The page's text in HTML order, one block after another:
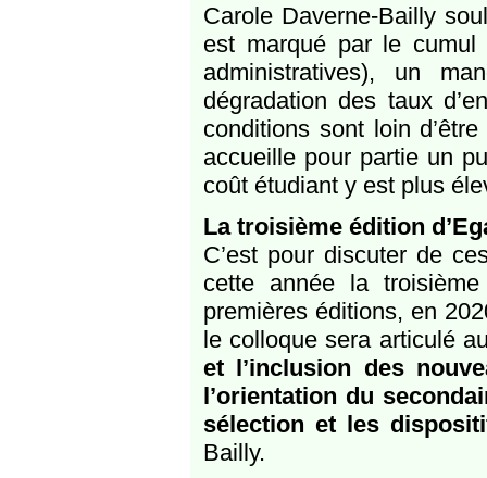
Carole Daverne-Bailly
est marqué par le cumul
administratives), un
dégradation des taux
conditions sont loin
accueille pour partie un
coût étudiant y est plus
La troisième édition
C’est pour discuter de
cette année la
premières éditions, en
le colloque sera articulé
et l’inclusion des
l’orientation du
sélection et les
Bailly.